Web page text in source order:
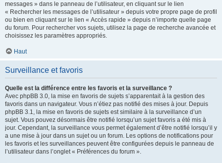
messages » dans le panneau de l’utilisateur, en cliquant sur le lien
« Rechercher les messages de l’utilisateur » depuis votre propre page de profil
ou bien en cliquant sur le lien « Accès rapide » depuis n’importe quelle page
du forum. Pour rechercher vos sujets, utilisez la page de recherche avancée et
choisissez les paramètres appropriés.
Haut
Surveillance et favoris
Quelle est la différence entre les favoris et la surveillance ?
Avec phpBB 3.0, la mise en favoris de sujets s’apparentait à la gestion des
favoris dans un navigateur. Vous n’étiez pas notifié des mises à jour. Depuis
phpBB 3.1, la mise en favoris de sujets est similaire à la surveillance d’un
sujet. Vous pouvez désormais être notifié lorsqu’un sujet favoris a été mis à
jour. Cependant, la surveillance vous permet également d’être notifié lorsqu’il y
a une mise à jour dans un sujet ou un forum. Les options de notifications pour
les favoris et les surveillances peuvent être configurées depuis le panneau de
l’utilisateur dans l’onglet « Préférences du forum ».